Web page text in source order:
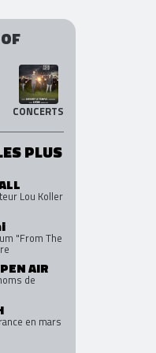
CONCERTS
PLUS
Lou Koller
"From The
AIR
de
en mars